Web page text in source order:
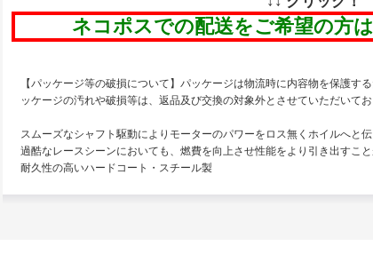
ネコポスでの配送をご希望の方
【パッケージ等の破損について】パッケージは物流時に内容物を保護す
ッケージの汚れや破損等は、返品及び交換の対象外とさせていただいてお
スムーズなシャフト駆動によりモーターのパワーをロス無くホイルへと伝
過酷なレースシーンにおいても、燃費を向上させ性能をより引き出すこと
耐久性の高いハードコート・スチール製